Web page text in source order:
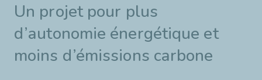
Un projet pour plus
d’autonomie énergétique et
moins d’émissions carbone